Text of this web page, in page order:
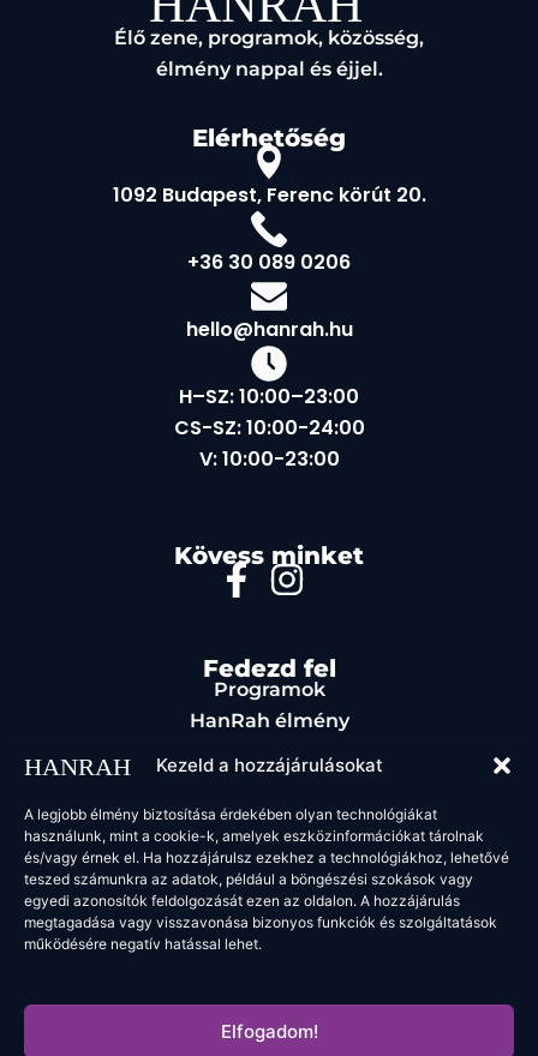
Kezeld a hozzájárulásokat
A legjobb élmény biztosítása érdekében olyan technológiákat
használunk, mint a cookie-k, amelyek eszközinformációkat tárolnak
és/vagy érnek el. Ha hozzájárulsz ezekhez a technológiákhoz, lehetővé
teszed számunkra az adatok, például a böngészési szokások vagy
egyedi azonosítók feldolgozását ezen az oldalon. A hozzájárulás
megtagadása vagy visszavonása bizonyos funkciók és szolgáltatások
működésére negatív hatással lehet.
Elfogadom!
Élő zene, programok, közösség,
élmény nappal és éjjel.
Elérhetőség
1092 Budapest, Ferenc körút 20.
+36 30 089 0206
hello@hanrah.hu
H–SZ: 10:00–23:00
CS-SZ: 10:00-24:00
V: 10:00-23:00
Kövess minket
Fedezd fel
Programok
HanRah élmény
Rendezvényszervezés
Étel & ital
Kapcsolat
Jogi oldalak
ÁSZF
Powered by: